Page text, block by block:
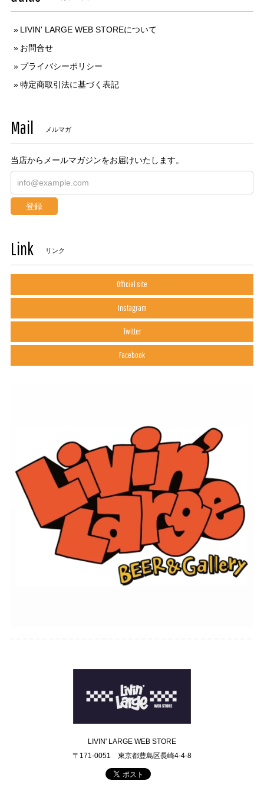
LIVIN' LARGE WEB STOREについて
お問合せ
プライバシーポリシー
特定商取引法に基づく表記
Mail メルマガ
当店からメールマガジンをお届けいたします。
登録
Link リンク
Official site
Instagram
Twitter
Facebook
LIVIN' LARGE WEB STORE
〒171-0051 東京都豊島区長崎4-4-8